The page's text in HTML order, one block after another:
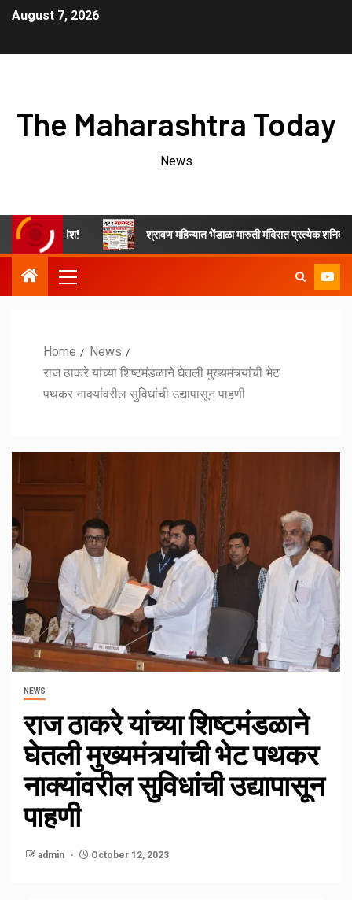
August 7, 2026
The Maharashtra Today
News
प्रवेश! श्रावण महिन्यात भेंडाळा मारुती मंदिरात प्रत्येक शनिवारी कीर्तन
Home
News
राज ठाकरे यांच्या शिष्टमंडळाने घेतली मुख्यमंत्र्यांची भेट
पथकर नाक्यांवरील सुविधांची उद्यापासून पाहणी
NEWS
राज ठाकरे यांच्या शिष्टमंडळाने
घेतली मुख्यमंत्र्यांची भेट पथकर
नाक्यांवरील सुविधांची उद्यापासून
पाहणी
admin October 12, 2023